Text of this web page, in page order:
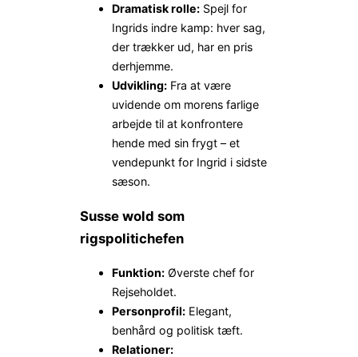
Dramatisk rolle: Spejl for
Ingrids indre kamp: hver sag,
der trækker ud, har en pris
derhjemme.
Udvikling: Fra at være
uvidende om morens farlige
arbejde til at konfrontere
hende med sin frygt – et
vendepunkt for Ingrid i sidste
sæson.
Susse wold som
rigspolitichefen
Funktion: Øverste chef for
Rejseholdet.
Personprofil: Elegant,
benhård og politisk tæft.
Relationer: